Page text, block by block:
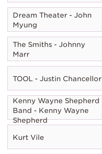
Dream Theater - John
Myung
The Smiths - Johnny
Marr
TOOL - Justin Chancellor
Kenny Wayne Shepherd
Band - Kenny Wayne
Shepherd
Kurt Vile